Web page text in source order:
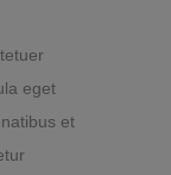
eget
et